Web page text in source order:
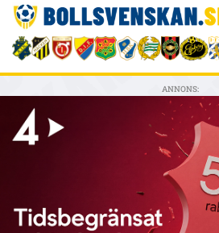
ANNONS: